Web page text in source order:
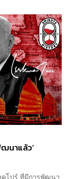
นาแล้ว’
คโปร์ ที่มีการพัฒนา